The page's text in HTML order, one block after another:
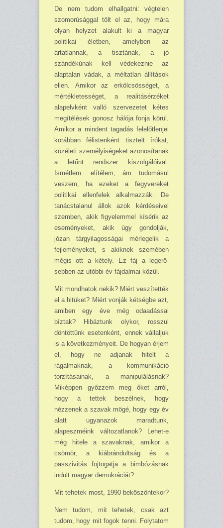
De nem tudom elhallgatni: vég­telen
szomorúsággal tölt el az, hogy mára
olyan helyzet alakult ki a magyar
politikai életben, amely­ben az
ártatlannak, a tisztának, a jó
szándékúnak kell védekeznie az
alaptalan vádak, a méltatlan állí­tások
ellen. Amikor az erkölcsös­séget, a
mértékletességet, a reali­tásérzéket
alapelvként valló szer­vezetet kétes
megítélések gonosz hálója fonja körül.
Amikor a mindent tagadás felelőtlenjei
koráb­ban félistenként tisztelt író­kat,
közéleti személyiségeket azonosí­tanak
a letűnt rendszer kiszolgá­lóival.
Ismétlem: elí­té­lem, ám tu­domásul
veszem, ha ezeket a fegy­vereket
politikai ellenfelek alkal­mazzák. De
tanácstalanul állok azok kérdéseivel
szemben, akik figyelemmel kísérik az
eseménye­ket, akik úgy gondolják,
józan tár­gyilagosságai mérlegelik a
fejle­ményeket, s akiknek szemében
mégis ott a kétely. Ez fáj a legerő­
sebben az utóbbi év fájdalmai kö­zül.
Mit mondhatok nekik? Miért veszítették
el a hitüket? Miért vonják kétségbe azt,
amiben egy éve még odaadással
bíztak? Hi­báztunk olykor, rosszul
döntöt­tünk esetenként, ennek vállaljuk
is a következményeit. De hogyan érjem
el, hogy ne adjanak hitelt a
rágalmaknak, a kommunikáció
torzításainak, a manipulálásnak?
Miképpen győzzem meg őket ar­ról,
hogy a tettek beszélnek, hogy
nézzenek a szavak mögé, hogy egy év
alatt ugyanazok maradtunk,
alapeszméink változatlanok? Le­het-e
még hitele a szavaknak, ami­kor a
csömör, a kiáb­rándultság és a
passzivitás fojtogatja a bimbó­zásnak
indult magyar demokráci­át?
Mit tehetek most, 1990 bekö­szöntekor?
Nem tudom, mit tehetek, csak azt
tudom, hogy mit fogok tenni. Folytatom